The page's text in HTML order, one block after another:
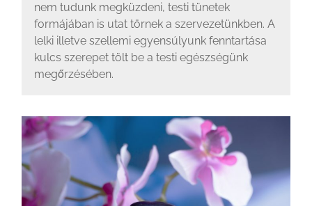
nem tudunk megküzdeni, testi tünetek
formájában is utat törnek a szervezetünkben. A
lelki illetve szellemi egyensúlyunk fenntartása
kulcs szerepet tölt be a testi egészségünk
megőrzésében.